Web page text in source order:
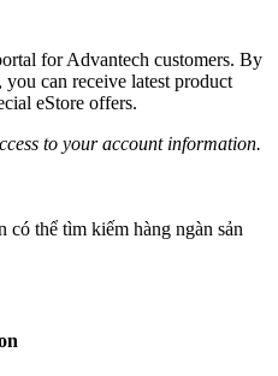
for Advantech customers. By
can receive latest product
eStore offers.
to your account information.
có thể tìm kiếm hàng ngàn sản